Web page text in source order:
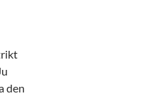
den